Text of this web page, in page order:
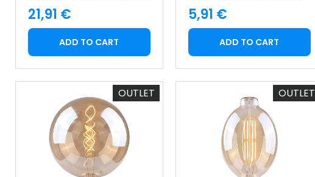
Price
21,91 €
ADD TO CART
7hSevenOn Vintage
Price
5,91 €
ADD TO CART
OUTLET OUTLET